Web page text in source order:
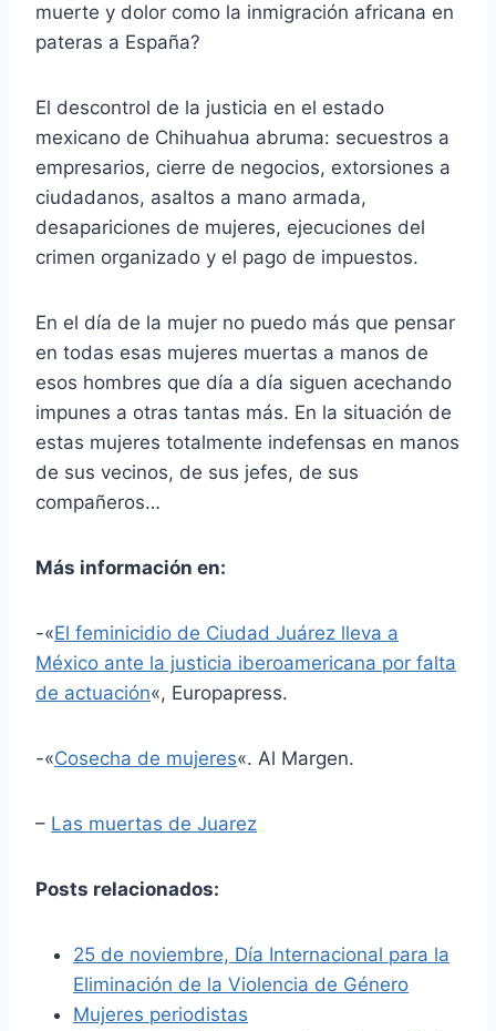
muerte y dolor como la inmigración africana en
pateras a España?
El descontrol de la justicia en el estado
mexicano de Chihuahua abruma: secuestros a
empresarios, cierre de negocios, extorsiones a
ciudadanos, asaltos a mano armada,
desapariciones de mujeres, ejecuciones del
crimen organizado y el pago de impuestos.
En el día de la mujer no puedo más que pensar
en todas esas mujeres muertas a manos de
esos hombres que día a día siguen acechando
impunes a otras tantas más. En la situación de
estas mujeres totalmente indefensas en manos
de sus vecinos, de sus jefes, de sus
compañeros…
Más información en:
-«El feminicidio de Ciudad Juárez lleva a
México ante la justicia iberoamericana por falta
de actuación«, Europapress.
-«Cosecha de mujeres«. Al Margen.
– Las muertas de Juarez
Posts relacionados:
25 de noviembre, Día Internacional para la
Eliminación de la Violencia de Género
Mujeres periodistas